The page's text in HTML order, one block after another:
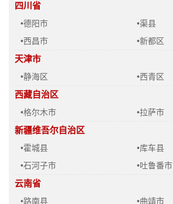
四川省
•德阳市
•渠县
•西昌市
•新都区
天津市
•静海区 •西青区
西藏自治区
•格尔木市 •拉萨市
新疆维吾尔自治区
•霍城县
•库车县
•石河子市
•吐鲁番市
云南省
•路南县 •曲靖市